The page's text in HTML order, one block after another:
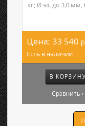
кг; Ø эл. до 3,0 мм,
Цена: 33 540
Есть в наличии
В
Сравнить ›